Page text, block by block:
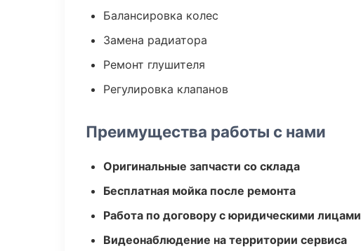
Балансировка колес
Замена радиатора
Ремонт глушителя
Регулировка клапанов
Преимущества работы с нами
Оригинальные запчасти со склада
Бесплатная мойка после ремонта
Работа по договору с юридическими лицами
Видеонаблюдение на территории сервиса